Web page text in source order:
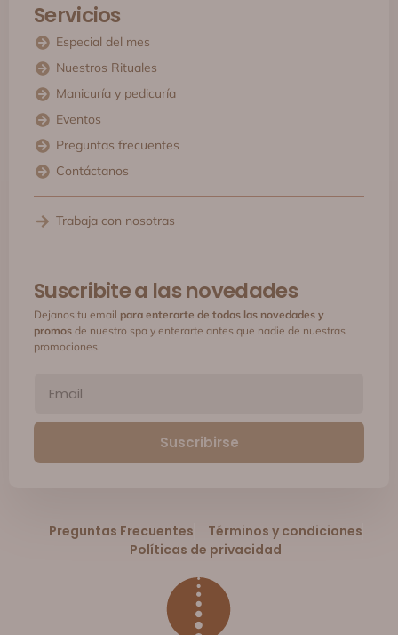
Servicios
Especial del mes
Nuestros Rituales
Manicuría y pedicuría
Eventos
Preguntas frecuentes
Contáctanos
Trabaja con nosotras
Suscribite a las novedades
Dejanos tu email para enterarte de todas las novedades y
promos de nuestro spa y enterarte antes que nadie de nuestras
promociones.
Suscribirse
Preguntas Frecuentes
Términos y condiciones
Políticas de privacidad